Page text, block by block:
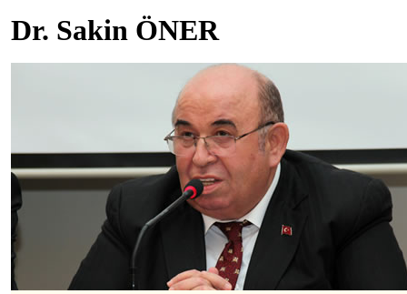
Dr. Sakin ÖNER